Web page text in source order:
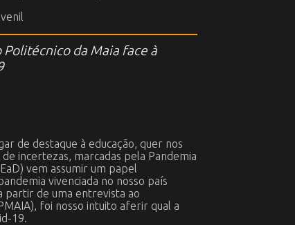
da Maia face à
de destaque à educação, quer nos
incertezas, marcadas pela Pandemia
vem assumir um papel
vivenciada no nosso país
partir de uma entrevista ao
foi nosso intuito aferir qual a
19.